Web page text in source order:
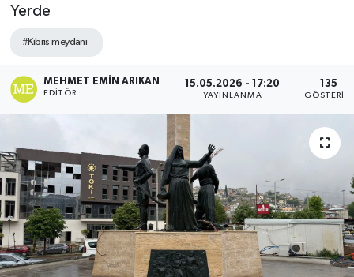
Yerde
#Kıbrıs meydanı
MEHMET EMIN ARIKAN
EDITÖR
15.05.2026 - 17:20
YAYINLANMA
135
GÖSTERIM
Haber Arşivi